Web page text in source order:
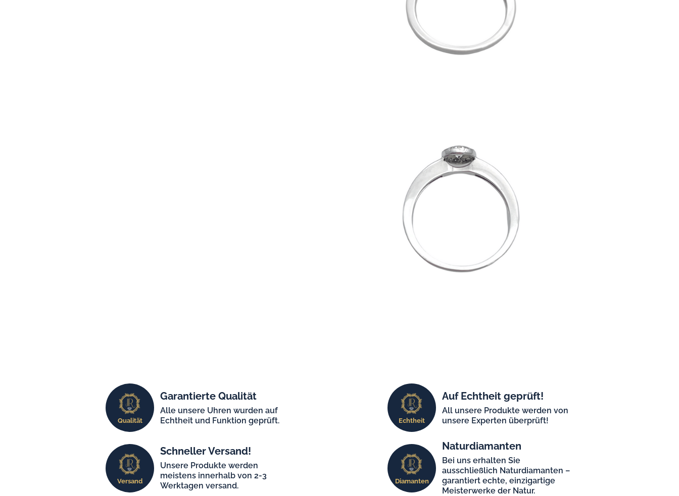
Qualität
Garantierte Qualität
Alle unsere Uhren wurden auf
Echtheit und Funktion geprüft.
Echtheit
Auf Echtheit geprüft!
All unsere Produkte werden von
unsere Experten überprüft!
Versand
Schneller Versand!
Unsere Produkte werden
meistens innerhalb von 2-3
Werktagen versand.
Diamanten
Naturdiamanten
Bei uns erhalten Sie
ausschließlich Naturdiamanten –
garantiert echte, einzigartige
Meisterwerke der Natur.